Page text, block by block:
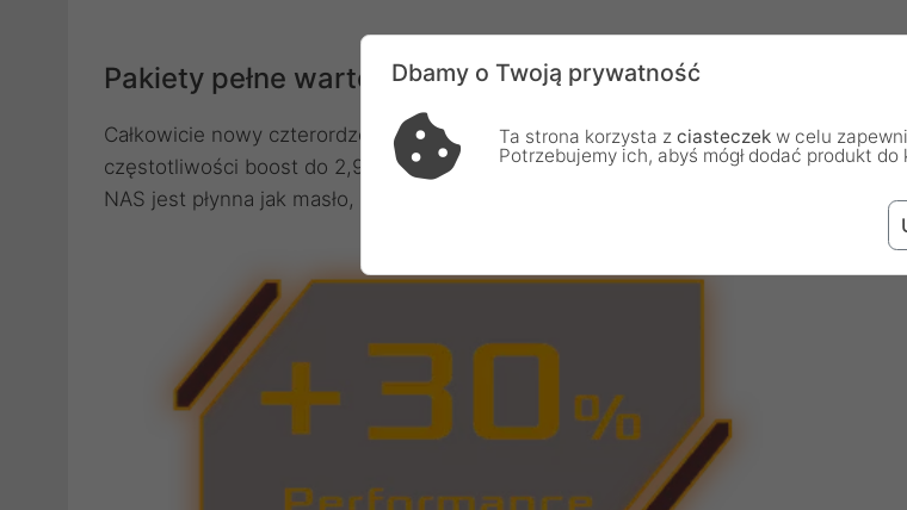
Pakiety pełne wartości
Całkowicie nowy czterordzeniowy Celeron SoC N5105 10 nm taktowany zegarem
częstotliwości boost do 2,9 GHz potężna wydajność procesora gwarantuje, że
NAS jest płynna jak masło, a jednocześnie pozostaje przystępna cenowo.
Dbamy o Twoją prywatność
Ta strona korzysta z ciasteczek w celu
Potrzebujemy ich, abyś mógł dodać produkt